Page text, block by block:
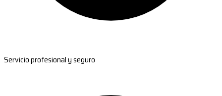
Servicio profesional y seguro